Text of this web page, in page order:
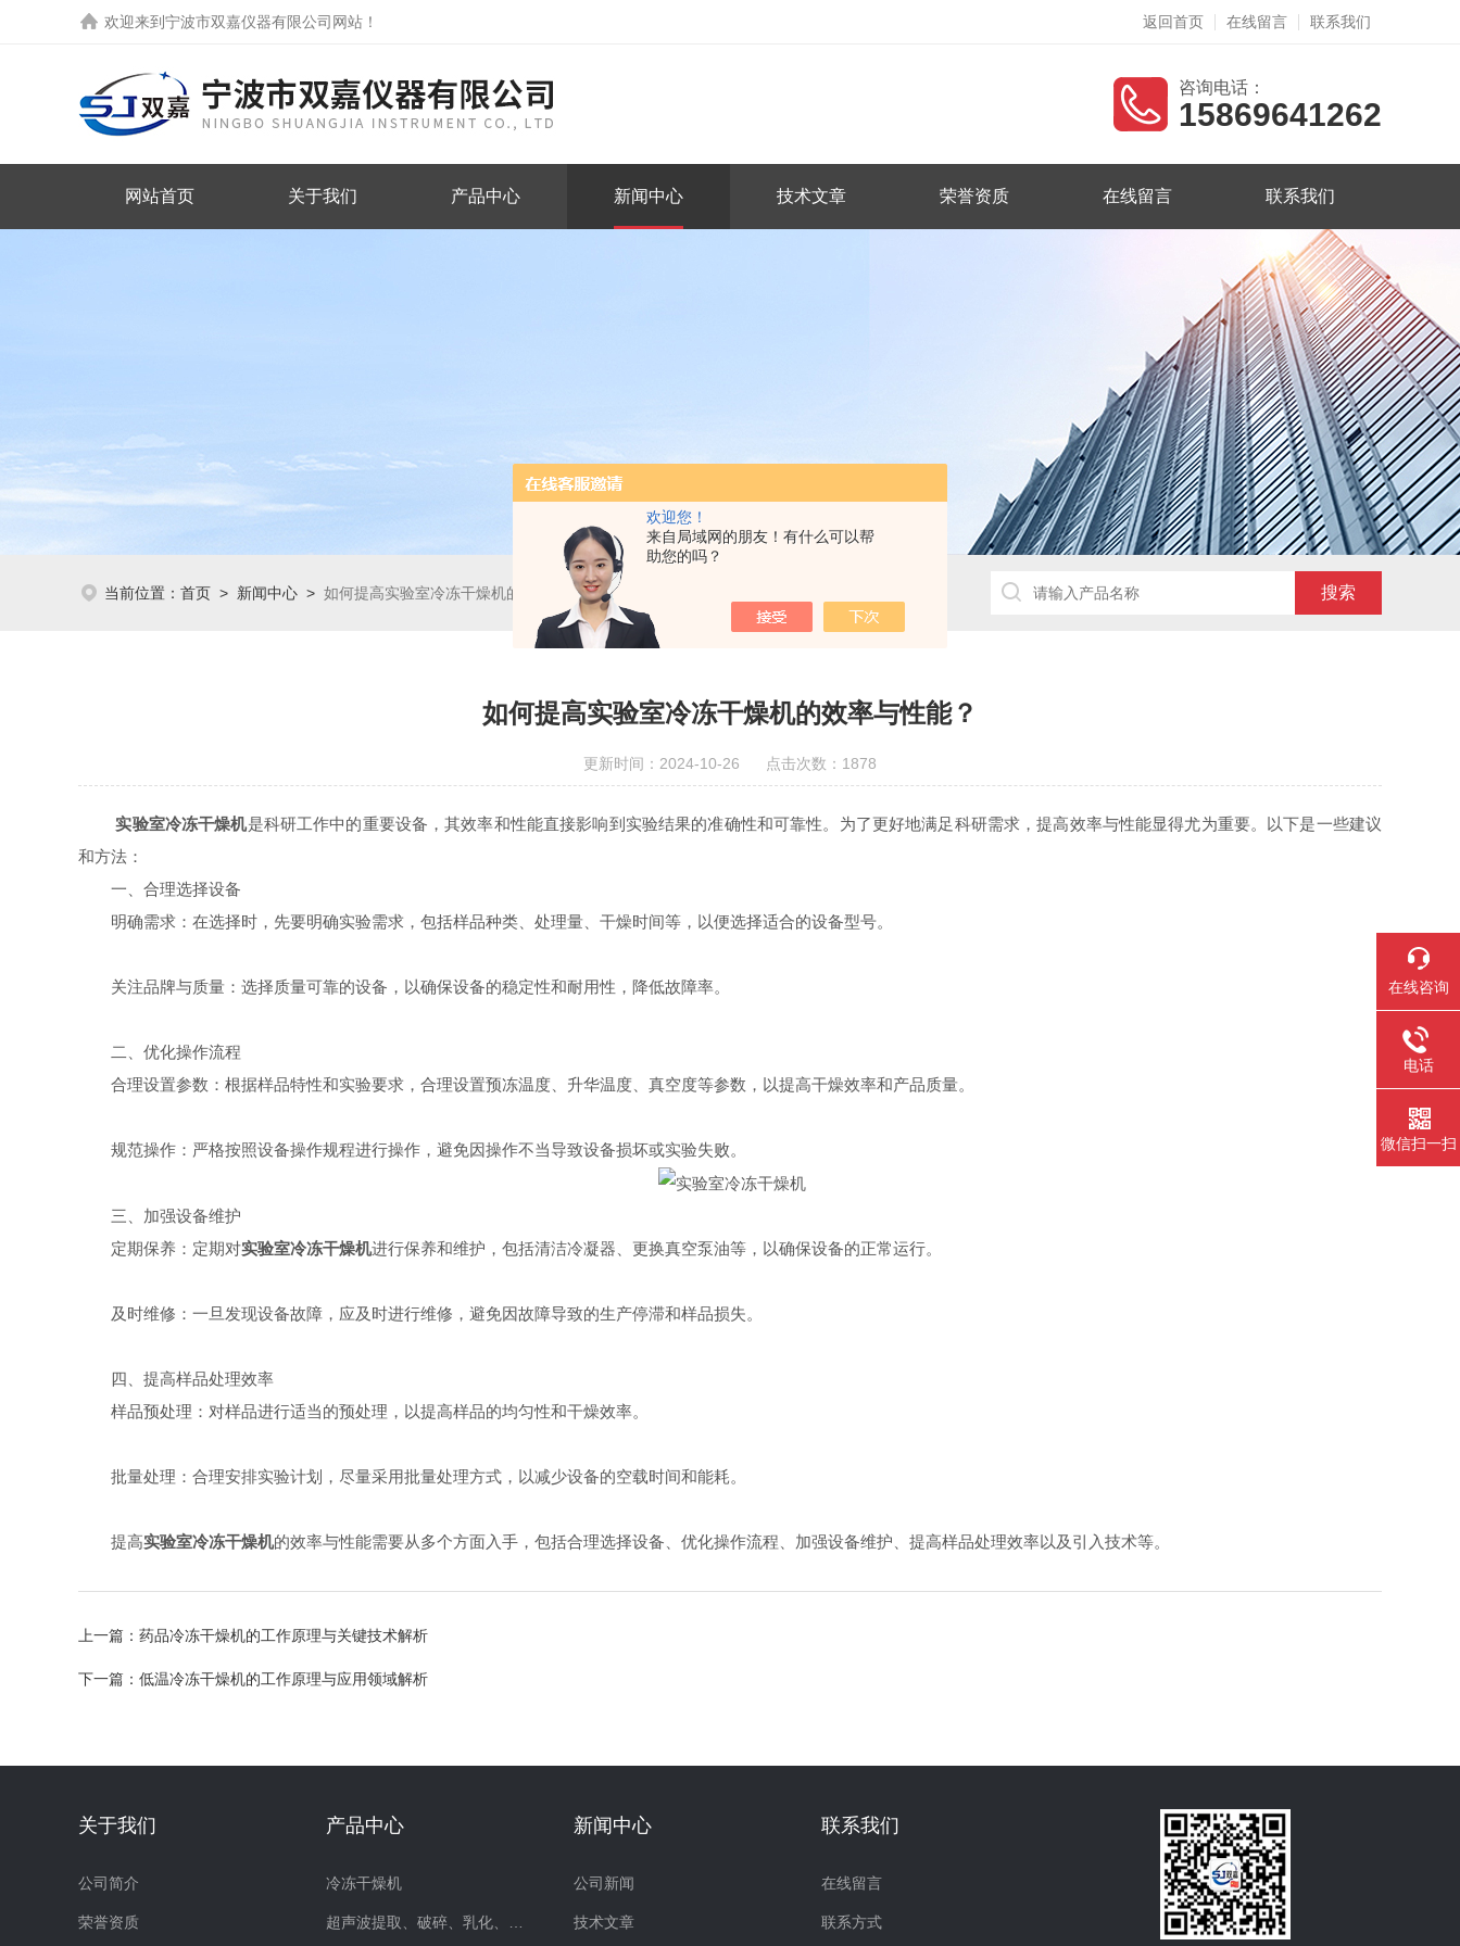
欢迎您！
来自局域网的朋友！有什么可以帮
助您的吗？
欢迎来到 宁波市双嘉仪器有限公司网站 ！ 返回首页 在线留言 联系我们
咨询电话：
15869641262
网站首页 关于我们 产品中心 新闻中心 技术文章 荣誉资质 在线留言 联系我们
当前位置： 首页 > 新闻中心 > 如何提高实验室冷冻干燥机的效率与性能？
如何提高实验室冷冻干燥机的效率与性能？
更新时间：2024-10-26 点击次数：1878
实验室冷冻干燥机是科研工作中的重要设备，其效率和性能直接影响到实验结果的准确性和可靠性。为了更好地满足科研需求，提高效率与性能显得尤为重要。以下是一些建议
和方法：
一、合理选择设备
明确需求：在选择时，先要明确实验需求，包括样品种类、处理量、干燥时间等，以便选择适合的设备型号。
关注品牌与质量：选择质量可靠的设备，以确保设备的稳定性和耐用性，降低故障率。
二、优化操作流程
合理设置参数：根据样品特性和实验要求，合理设置预冻温度、升华温度、真空度等参数，以提高干燥效率和产品质量。
规范操作：严格按照设备操作规程进行操作，避免因操作不当导致设备损坏或实验失败。
三、加强设备维护
定期保养：定期对实验室冷冻干燥机进行保养和维护，包括清洁冷凝器、更换真空泵油等，以确保设备的正常运行。
及时维修：一旦发现设备故障，应及时进行维修，避免因故障导致的生产停滞和样品损失。
四、提高样品处理效率
样品预处理：对样品进行适当的预处理，以提高样品的均匀性和干燥效率。
批量处理：合理安排实验计划，尽量采用批量处理方式，以减少设备的空载时间和能耗。
提高实验室冷冻干燥机的效率与性能需要从多个方面入手，包括合理选择设备、优化操作流程、加强设备维护、提高样品处理效率以及引入技术等。
上一篇： 药品冷冻干燥机的工作原理与关键技术解析
下一篇： 低温冷冻干燥机的工作原理与应用领域解析
关于我们
公司简介
荣誉资质
产品中心
冷冻干燥机
新闻中心
公司新闻
技术文章
联系我们
在线留言
联系方式
在线咨询
电话
微信扫一扫